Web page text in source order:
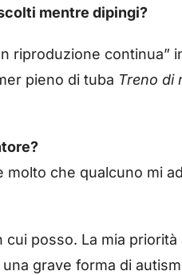
mentre dipingi?
riproduzione continua”
pieno di tuba Treno di
molto che qualcuno mi
cui posso. La mia
grave forma di